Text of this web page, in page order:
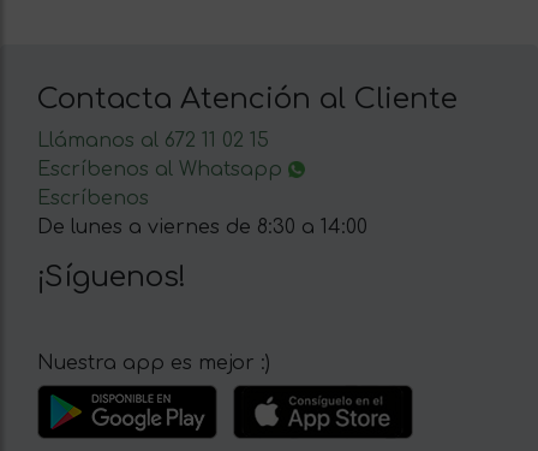
Contacta Atención al Cliente
Llámanos al 672 11 02 15
Escríbenos al Whatsapp
Escríbenos
De lunes a viernes de 8:30 a 14:00
¡Síguenos!
Nuestra app es mejor :)